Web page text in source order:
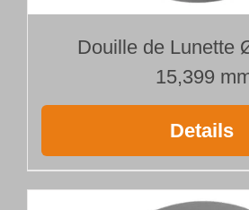
Douille de Lunette
15,399
Details